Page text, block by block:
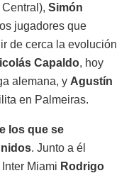
Simón
jugadores que
de cerca la evolución
Capaldo, hoy
alemana, y Agustín
en Palmeiras.
los que se
. Junto a él
Miami Rodrigo